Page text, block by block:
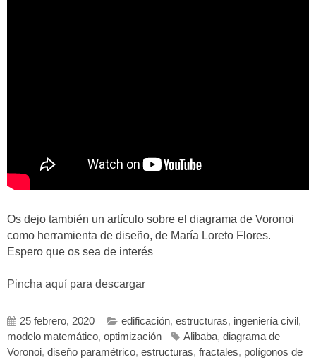
Os dejo también un artículo sobre el diagrama de Voronoi
como herramienta de diseño, de María Loreto Flores.
Espero que os sea de interés
Pincha aquí para descargar
25 febrero, 2020 edificación, estructuras, ingeniería civil ,
modelo matemático, optimización Alibaba, diagrama de
Voronoi, diseño paramétrico, estructuras, fractales, polígonos de